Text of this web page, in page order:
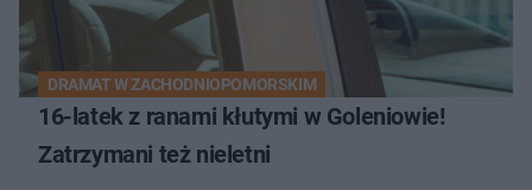
DRAMAT W ZACHODNIOPOMORSKIM
16-latek z ranami kłutymi w Goleniowie!
Zatrzymani też nieletni